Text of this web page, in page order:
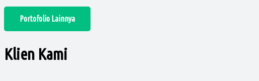
Portofolio Lainnya
Klien Kami